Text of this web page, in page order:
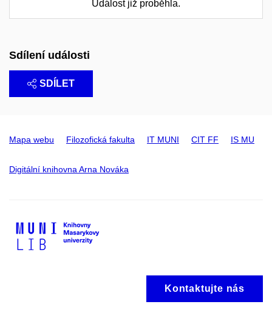
Událost již proběhla.
Sdílení události
SDÍLET
Mapa webu Filozofická fakulta IT MUNI CIT FF IS MU
Digitální knihovna Arna Nováka
Kontaktujte nás